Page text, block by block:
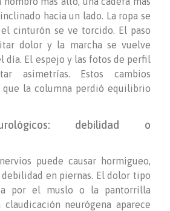
hacia un lado. La ropa se
cinturón se ve torcido. El paso
dolor y la marcha se vuelve
día. El espejo y las fotos de perfil
asimetrías. Estos cambios
que la columna perdió equilibrio
debilidad o
puede causar hormigueo,
en piernas. El dolor tipo
por el muslo o la pantorrilla
neurógena aparece